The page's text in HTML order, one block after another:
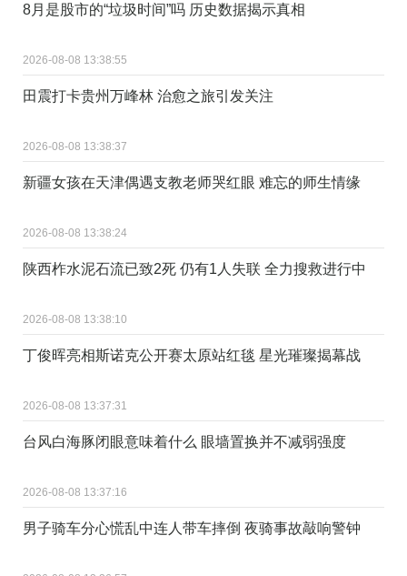
8月是股市的“垃圾时间”吗 历史数据揭示真相
2026-08-08 13:38:55
田震打卡贵州万峰林 治愈之旅引发关注
2026-08-08 13:38:37
新疆女孩在天津偶遇支教老师哭红眼 难忘的师生情缘
2026-08-08 13:38:24
陕西柞水泥石流已致2死 仍有1人失联 全力搜救进行中
2026-08-08 13:38:10
丁俊晖亮相斯诺克公开赛太原站红毯 星光璀璨揭幕战
2026-08-08 13:37:31
台风白海豚闭眼意味着什么 眼墙置换并不减弱强度
2026-08-08 13:37:16
男子骑车分心慌乱中连人带车摔倒 夜骑事故敲响警钟